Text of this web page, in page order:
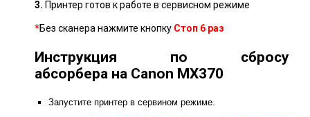
3. Принтер готов к работе в сервисном режиме
*Без сканера нажмите кнопку Стоп 6 раз
Инструкция по сбросу
абсорбера на Canon MX370
Запустите принтер в сервином режиме.